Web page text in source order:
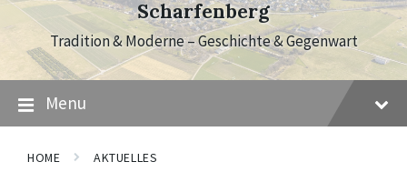
Scharfenberg
Tradition & Moderne – Geschichte & Gegenwart
Menu
HOME AKTUELLES